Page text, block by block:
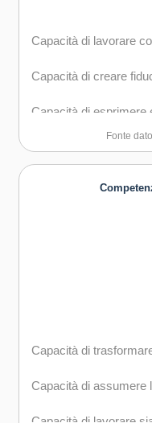
Capacità di lavorare
Capacità di creare
Capacità di esprimere
Capacità di negoziare
Capacità di gestire il
Capacità di favorire il
Fonte
Capacità di
Capacità di assumere